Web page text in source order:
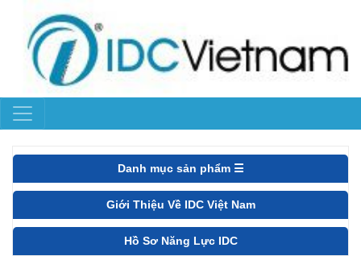
Danh mục sản phẩm ☰
Giới Thiệu Về IDC Việt Nam
Hồ Sơ Năng Lực IDC